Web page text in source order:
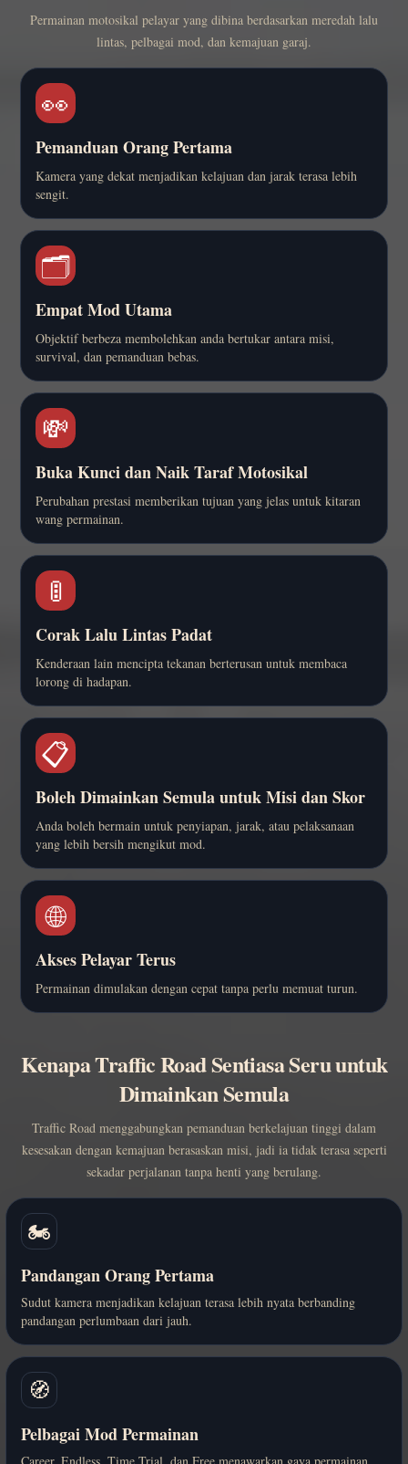
Permainan motosikal pelayar yang dibina berdasarkan meredah lalu
lintas, pelbagai mod, dan kemajuan garaj.
👀
Pemanduan Orang Pertama
Kamera yang dekat menjadikan kelajuan dan jarak terasa lebih
sengit.
🗂️
Empat Mod Utama
Objektif berbeza membolehkan anda bertukar antara misi,
survival, dan pemanduan bebas.
💸
Buka Kunci dan Naik Taraf Motosikal
Perubahan prestasi memberikan tujuan yang jelas untuk kitaran
wang permainan.
🚦
Corak Lalu Lintas Padat
Kenderaan lain mencipta tekanan berterusan untuk membaca
lorong di hadapan.
📋
Boleh Dimainkan Semula untuk Misi dan Skor
Anda boleh bermain untuk penyiapan, jarak, atau pelaksanaan
yang lebih bersih mengikut mod.
🌐
Akses Pelayar Terus
Permainan dimulakan dengan cepat tanpa perlu memuat turun.
Kenapa Traffic Road Sentiasa Seru untuk
Dimainkan Semula
Traffic Road menggabungkan pemanduan berkelajuan tinggi dalam
kesesakan dengan kemajuan berasaskan misi, jadi ia tidak terasa seperti
sekadar perjalanan tanpa henti yang berulang.
🏍️
Pandangan Orang Pertama
Sudut kamera menjadikan kelajuan terasa lebih nyata berbanding
pandangan perlumbaan dari jauh.
🧭
Pelbagai Mod Permainan
Career, Endless, Time Trial, dan Free menawarkan gaya permainan